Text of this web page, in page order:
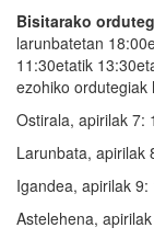
Bisitarako
larunbatetan
11:30etatik
ezohiko ordutegiak
Ostirala, apirilak 7:
Larunbata, apirilak
Igandea, apirilak
Astelehena,